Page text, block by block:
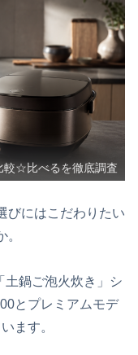
較☆比べるを徹底調査
びにはこだわりたい
土鍋ご泡火炊き」シ
とプレミアムモデ
ます。